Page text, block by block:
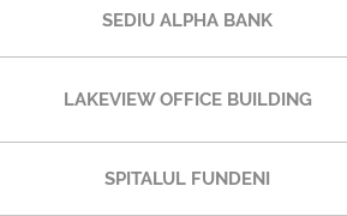
SEDIU ALPHA BANK
LAKEVIEW OFFICE BUILDING
SPITALUL FUNDENI